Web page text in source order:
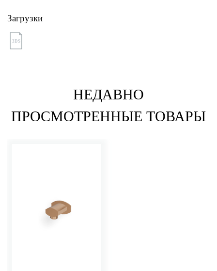
Загрузки
3DS
НЕДАВНО
ПРОСМОТРЕННЫЕ ТОВАРЫ